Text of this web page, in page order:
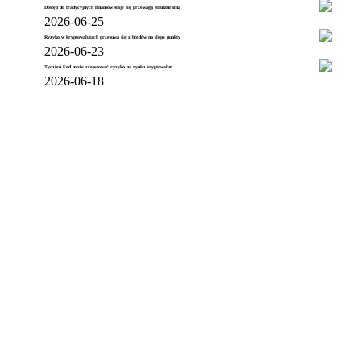
Dostęp do tradycyjnych finansów staje się przewagą strukturalną
2026-06-25
Ryzyko w kryptowalutach przesuwa się z błędów na ślepe punkty
2026-06-23
Tydzień Fed może zresetować ryzyko na rynku kryptowalut
2026-06-18